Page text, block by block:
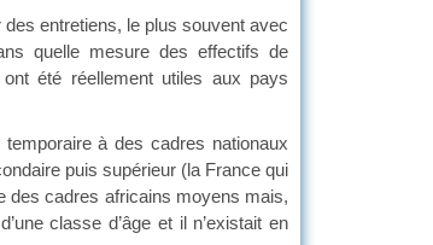
des entretiens, le plus souvent avec
quelle mesure des effectifs de
été réellement utiles aux pays
à des cadres nationaux
puis supérieur (la France qui
des cadres africains moyens mais,
classe d’âge et il n’existait en